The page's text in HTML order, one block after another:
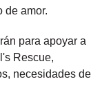
de amor.
para apoyar a
Rescue,
necesidades de